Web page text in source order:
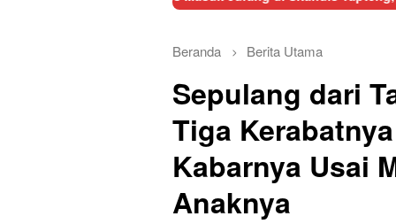
Beranda Berita Utama
Sepulang dari
Tiga
Kabarnya Usai
Anaknya